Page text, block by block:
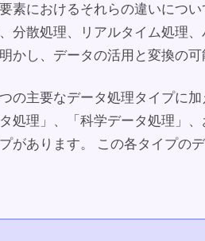
素におけるそれらの違いにつ
分散処理、リアルタイム処理
かし、データの活用と変換の
の主要なデータ処理タイプに
処理」、「科学データ処理」
があります。 この各タイプの